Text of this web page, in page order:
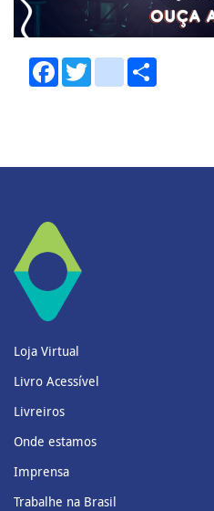
FacebookTwitteryoutube
Loja Virtual
Livro Acessível
Livreiros
Onde estamos
Imprensa
Trabalhe na Brasil